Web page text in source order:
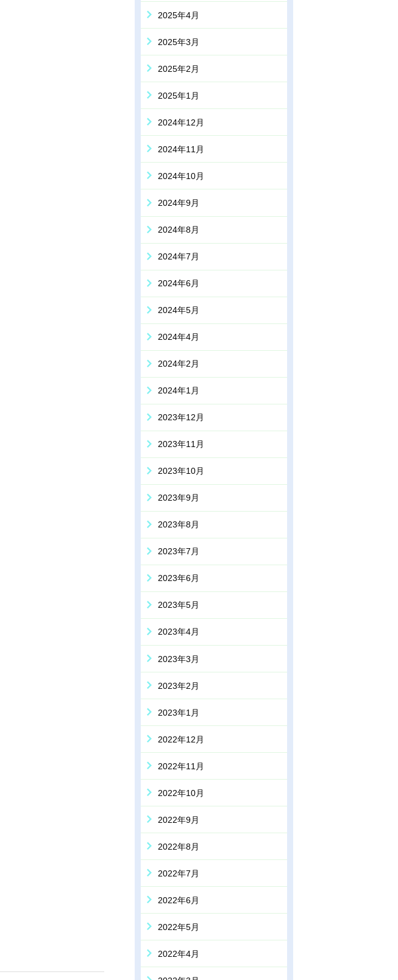
2025年4月
2025年3月
2025年2月
2025年1月
2024年12月
2024年11月
2024年10月
2024年9月
2024年8月
2024年7月
2024年6月
2024年5月
2024年4月
2024年2月
2024年1月
2023年12月
2023年11月
2023年10月
2023年9月
2023年8月
2023年7月
2023年6月
2023年5月
2023年4月
2023年3月
2023年2月
2023年1月
2022年12月
2022年11月
2022年10月
2022年9月
2022年8月
2022年7月
2022年6月
2022年5月
2022年4月